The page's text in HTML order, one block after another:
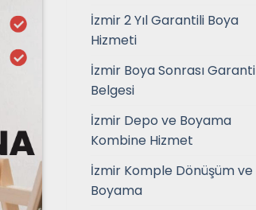
İzmir 2 Yıl Garantili Boya
Hizmeti
İzmir Boya Sonrası Garanti
Belgesi
İzmir Depo ve Boyama
Kombine Hizmet
İzmir Komple Dönüşüm ve
Boyama